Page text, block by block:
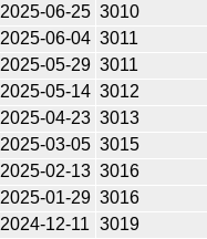
2025-06-25 3010
2025-06-04 3011
2025-05-29 3011
2025-05-14 3012
2025-04-23 3013
2025-03-05 3015
2025-02-13 3016
2025-01-29 3016
2024-12-11 3019